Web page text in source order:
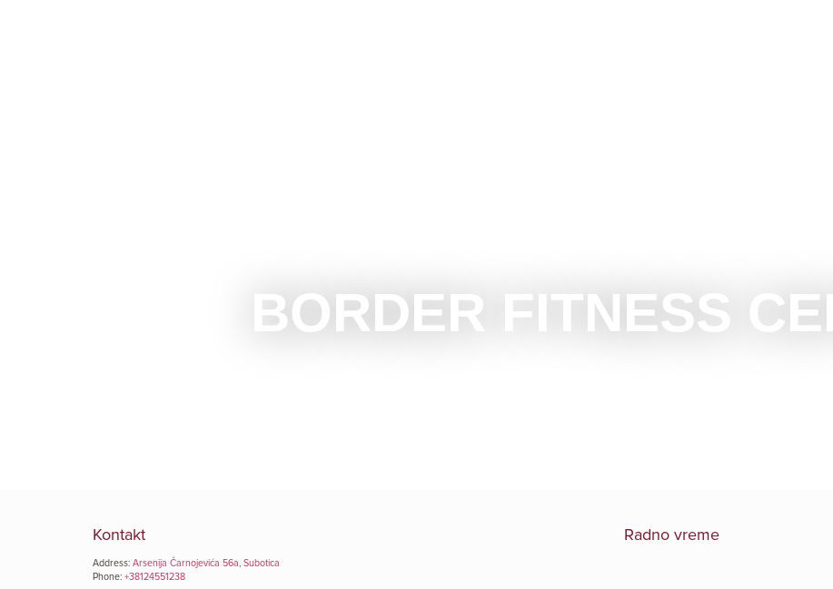
BORDER FITNESS
Kontakt
Address: Arsenija Čarnojevića 56a, Subotica
Phone: +38124551238
Radno vreme